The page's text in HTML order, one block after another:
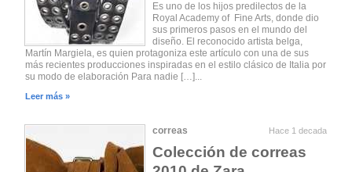
Es uno de los hijos predilectos de la
Royal Academy of Fine Arts, donde dio
sus primeros pasos en el mundo del
diseño. El reconocido artista belga,
Martín Margiela, es quien protagoniza este artículo con una de sus
más recientes producciones inspiradas en el estilo clásico de Italia por
su modo de elaboración Para nadie […]...
Leer más »
correas Hace 1 decada
Colección de correas